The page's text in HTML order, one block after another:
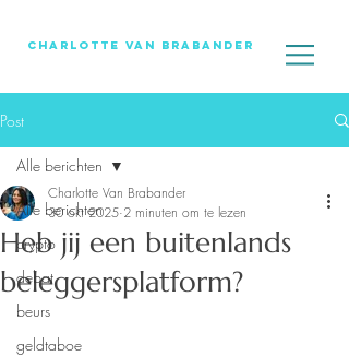
Charlotte Van Brabander
Post
Alle berichten
crypto
debat
beurs
geldtaboe
Alle berichten
Heb jij een buitenlands
beleggersplatform?
Charlotte Van Brabander
30 okt 2025 2 minuten om te lezen